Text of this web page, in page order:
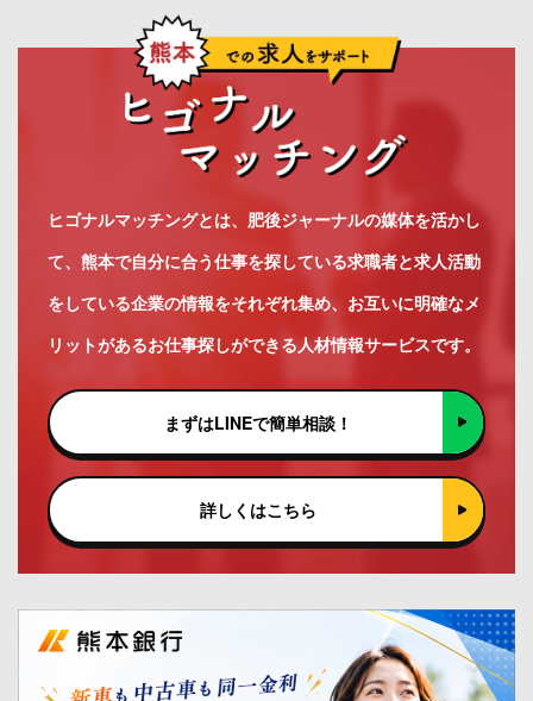
ヒゴナルマッチングとは、肥後ジャーナルの媒体を活かし
て、熊本で自分に合う仕事を探している求職者と求人活動
をしている企業の情報をそれぞれ集め、お互いに明確なメ
リットがあるお仕事探しができる人材情報サービスです。
まずはLINEで簡単相談！
詳しくはこちら